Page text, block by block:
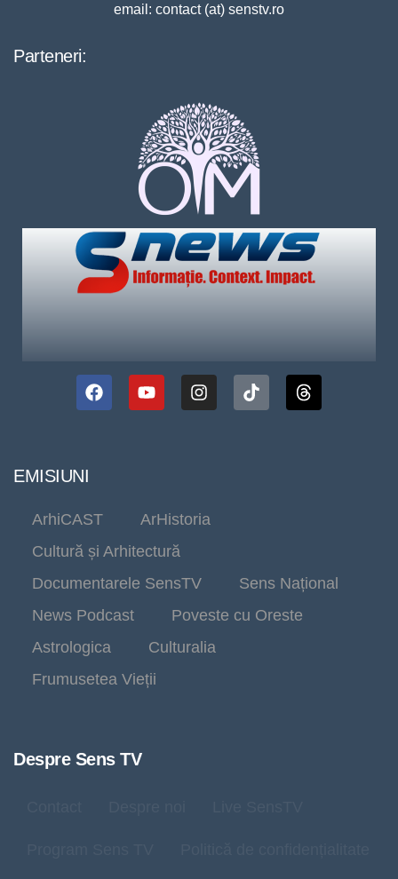
email: contact (at) senstv.ro
Parteneri:
EMISIUNI
ArhiCAST
ArHistoria
Cultură și Arhitectură
Documentarele SensTV
Sens Național
News Podcast
Poveste cu Oreste
Astrologica
Culturalia
Frumusetea Vieții
Despre Sens TV